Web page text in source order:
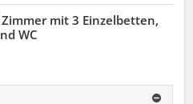
mit 3 Einzelbetten,
WC